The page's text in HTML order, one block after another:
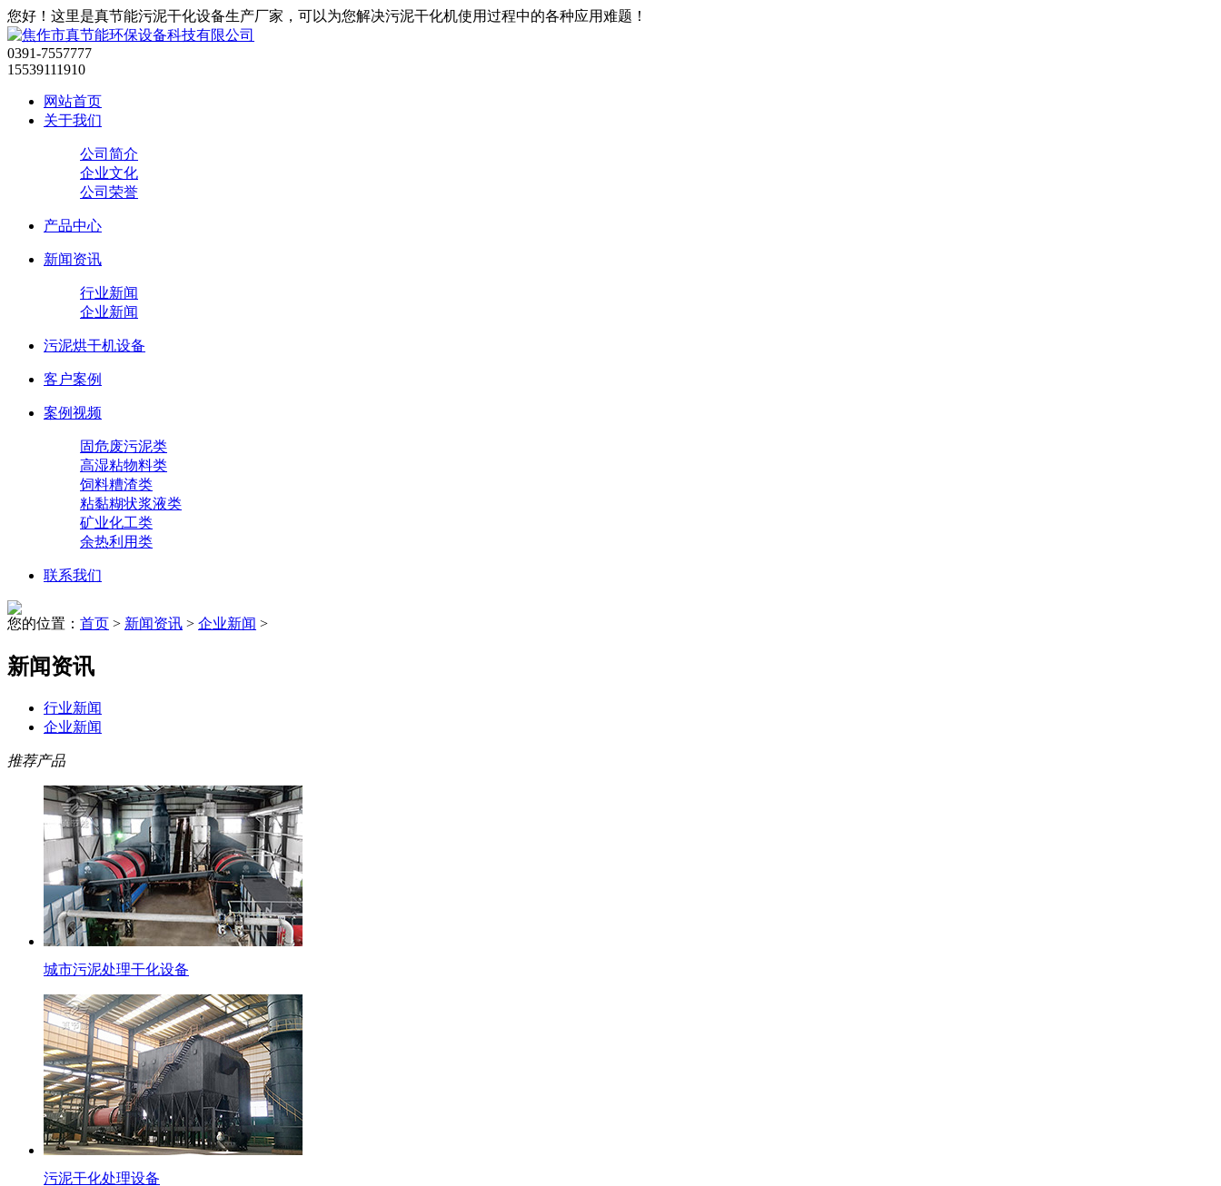
您好！这里是真节能污泥干化设备生产厂家，可以为您解决污泥干化机使用过程中的各种应用难题！
0391-7557777
15539111910
网站首页
关于我们
公司简介
企业文化
公司荣誉
产品中心
新闻资讯
行业新闻
企业新闻
污泥烘干机设备
客户案例
案例视频
固危废污泥类
高湿粘物料类
饲料糟渣类
粘黏糊状浆液类
矿业化工类
余热利用类
联系我们
您的位置： 首页 > 新闻资讯 > 企业新闻 >
新闻资讯
行业新闻
企业新闻
推荐产品
城市污泥处理干化设备
污泥干化处理设备